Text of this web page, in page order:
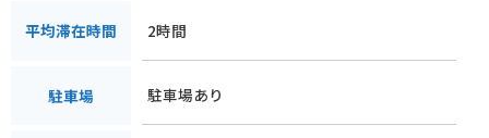
平均滞在時間 2時間
駐車場 駐車場あり